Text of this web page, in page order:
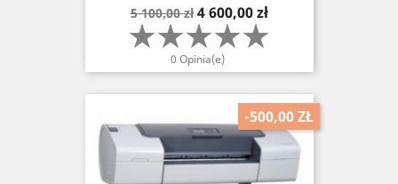
Cena
podstawowa
5 100,00 zł Cena
4 600,00 zł
0 Opinia(e)
-500,00 ZŁ